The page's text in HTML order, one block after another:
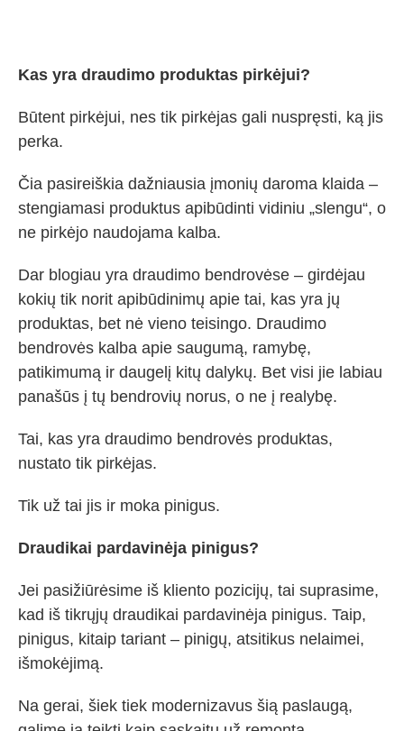
Kas yra draudimo produktas pirkėjui?
Būtent pirkėjui, nes tik pirkėjas gali nuspręsti, ką jis
perka.
Čia pasireiškia dažniausia įmonių daroma klaida –
stengiamasi produktus apibūdinti vidiniu „slengu“, o
ne pirkėjo naudojama kalba.
Dar blogiau yra draudimo bendrovėse – girdėjau
kokių tik norit apibūdinimų apie tai, kas yra jų
produktas, bet nė vieno teisingo. Draudimo
bendrovės kalba apie saugumą, ramybę,
patikimumą ir daugelį kitų dalykų. Bet visi jie labiau
panašūs į tų bendrovių norus, o ne į realybę.
Tai, kas yra draudimo bendrovės produktas,
nustato tik pirkėjas.
Tik už tai jis ir moka pinigus.
Draudikai pardavinėja pinigus?
Jei pasižiūrėsime iš kliento pozicijų, tai suprasime,
kad iš tikrųjų draudikai pardavinėja pinigus. Taip,
pinigus, kitaip tariant – pinigų, atsitikus nelaimei,
išmokėjimą.
Na gerai, šiek tiek modernizavus šią paslaugą,